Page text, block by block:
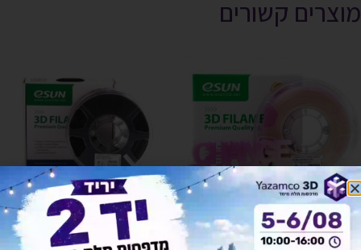
מוצרים קשורים
אזל זמנית
אזל זמנית